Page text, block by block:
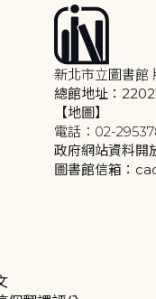
新北市立圖書館
總館地址：
【地圖】
電話：02-
政府網站資料開
圖書館信箱：